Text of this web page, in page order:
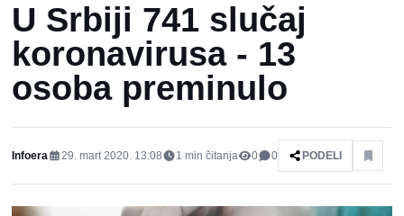
U Srbiji 741 slučaj
koronavirusa - 13
osoba preminulo
Infoera 29. mart 2020. 13:08 1 min čitanja 0 0 PODELI